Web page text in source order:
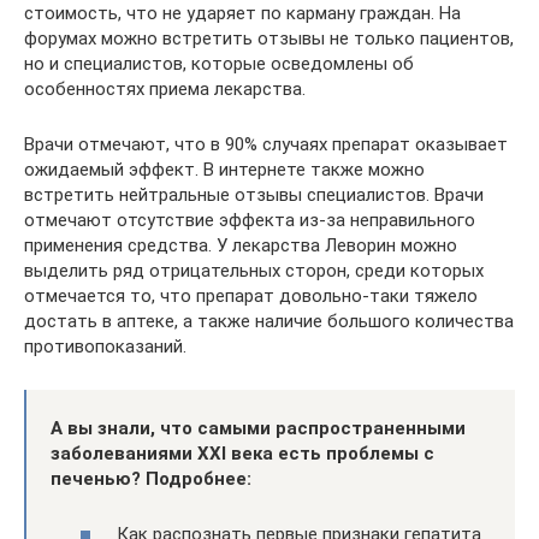
стоимость, что не ударяет по карману граждан. На
форумах можно встретить отзывы не только пациентов,
но и специалистов, которые осведомлены об
особенностях приема лекарства.
Врачи отмечают, что в 90% случаях препарат оказывает
ожидаемый эффект. В интернете также можно
встретить нейтральные отзывы специалистов. Врачи
отмечают отсутствие эффекта из-за неправильного
применения средства. У лекарства Леворин можно
выделить ряд отрицательных сторон, среди которых
отмечается то, что препарат довольно-таки тяжело
достать в аптеке, а также наличие большого количества
противопоказаний.
А вы знали, что самыми распространенными
заболеваниями XXI века есть проблемы с
печенью? Подробнее: